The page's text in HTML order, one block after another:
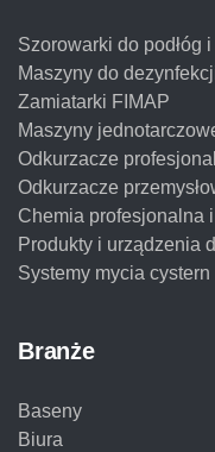
Szorowarki do podłóg
Maszyny do
Zamiatarki FIMAP
Maszyny
Odkurzacze
Odkurzacze
Chemia profesjonalna
Produkty i urządzenia
Systemy mycia cystern
Branże
Baseny
Biura